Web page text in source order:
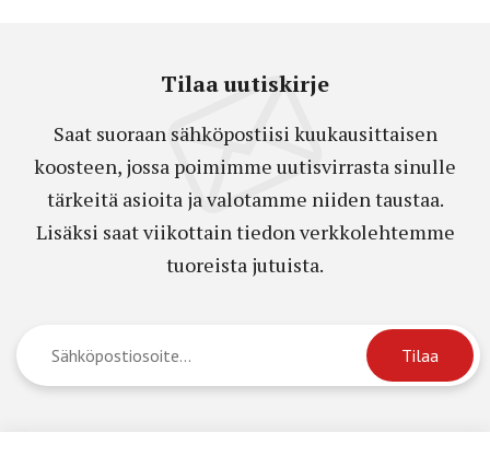
Tilaa uutiskirje
Saat suoraan sähköpostiisi kuukausittaisen
koosteen, jossa poimimme uutisvirrasta sinulle
tärkeitä asioita ja valotamme niiden taustaa.
Lisäksi saat viikottain tiedon verkkolehtemme
tuoreista jutuista.